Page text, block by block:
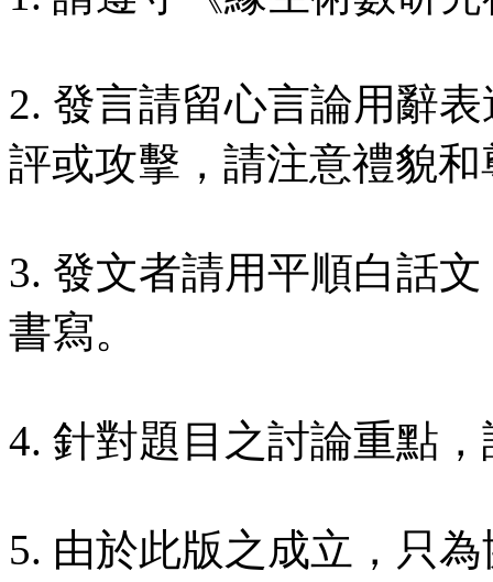
2. 發言請留心言論用辭
評或攻擊，請注意禮貌和
3. 發文者請用平順白話
書寫。
4. 針對題目之討論重點
5. 由於此版之成立，只